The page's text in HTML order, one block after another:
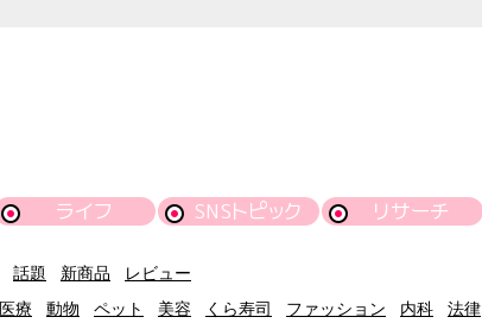
ライフ SNSトピック リサーチ
話題 新商品
レビュー
医療 動物 ペット 美容 くら寿司 ファッション 内科 法律